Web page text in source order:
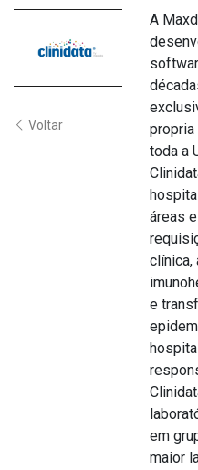
Voltar
A
toda a
áreas
clínica,
e
em
maior